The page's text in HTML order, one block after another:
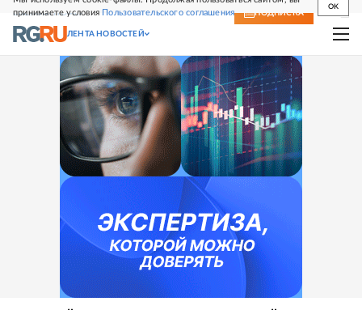
принимаете условия Пользовательского соглашения
OK
СВЕЖИЙ НОМЕР ПОДПИСКА
ЛЕНТА НОВОСТЕЙ